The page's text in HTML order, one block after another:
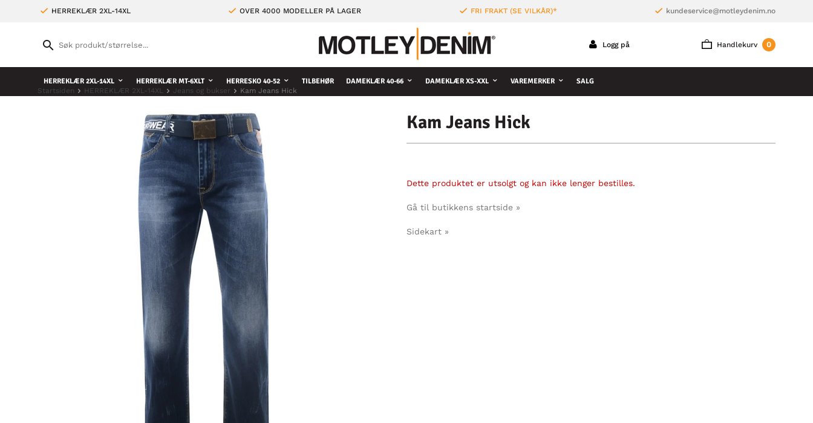
HERREKLÆR 2XL-14XL OVER 4000 MODELLER PÅ LAGER FRI FRAKT (SE VILKÅR)* kundeservice@motleydenim.no
Handlekurv 0
Logg på
HERREKLÆR 2XL-14XL HERREKLÆR MT-6XLT HERRESKO 40-52 TILBEHØR DAMEKLÆR 40-66 DAMEKLÆR XS-XXL VAREMERKER SALG
Startsiden HERREKLÆR 2XL-14XL Jeans og bukser Kam Jeans Hick
Kam Jeans Hick
Dette produktet er utsolgt og kan ikke lenger bestilles.
Gå til butikkens startside »
Sidekart »